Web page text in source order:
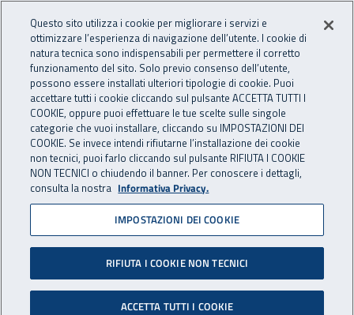
INAIL - Istituto Nazionale
Apri cerca
Navigazione principale
Navigazione - Ti trovi in:
Home Inail comunica Avvisi
Bandi CP03 e CP06:
pubblicati gli avvisi di prova
preselettiva
Pubblicate date, orari e luogo di svolgimento
delle prove per i bandi di concorso CP03 e CP06.
Questo sito utilizza i cookie per migliorare i servizi e
ottimizzare l’esperienza di navigazione dell’utente. I cookie di
natura tecnica sono indispensabili per permettere il corretto
funzionamento del sito. Solo previo consenso dell’utente,
possono essere installati ulteriori tipologie di cookie. Puoi
accettare tutti i cookie cliccando sul pulsante ACCETTA TUTTI I
COOKIE, oppure puoi effettuare le tue scelte sulle singole
categorie che vuoi installare, cliccando su IMPOSTAZIONI DEI
COOKIE. Se invece intendi rifiutarne l’installazione dei cookie
non tecnici, puoi farlo cliccando sul pulsante RIFIUTA I COOKIE
NON TECNICI o chiudendo il banner. Per conoscere i dettagli,
consulta la nostra Informativa Privacy.
IMPOSTAZIONI DEI COOKIE
RIFIUTA I COOKIE NON TECNICI
ACCETTA TUTTI I COOKIE